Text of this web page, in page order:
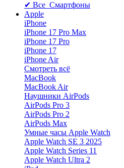
✔ Все Смартфоны
Apple
iPhone
iPhone 17 Pro Max
iPhone 17 Pro
iPhone 17
iPhone Air
Смотреть всё
MacBook
MacBook Air
Наушники AirPods
AirPods Pro 3
AirPods Pro 2
AirPods Max
Умные часы Apple Watch
Apple Watch SE 3 2025
Apple Watch Series 11
Apple Watch Ultra 2